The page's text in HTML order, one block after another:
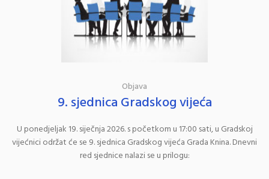
Objava
9. sjednica Gradskog vijeća
U ponedjeljak 19. siječnja 2026. s početkom u 17:00 sati, u Gradskoj
vijećnici održat će se 9. sjednica Gradskog vijeća Grada Knina. Dnevni
red sjednice nalazi se u prilogu: